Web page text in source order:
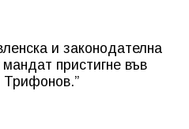
и законодателна
пристигне във